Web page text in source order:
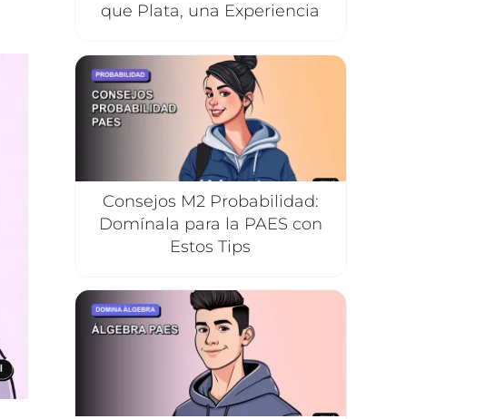
que Plata, una Experiencia
Consejos M2 Probabilidad:
Domínala para la PAES con
Estos Tips